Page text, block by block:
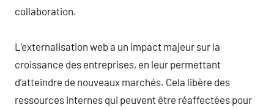
collaboration.
L’externalisation web a un impact majeur sur la
croissance des entreprises, en leur permettant
d’atteindre de nouveaux marchés. Cela libère des
ressources internes qui peuvent être réaffectées pour